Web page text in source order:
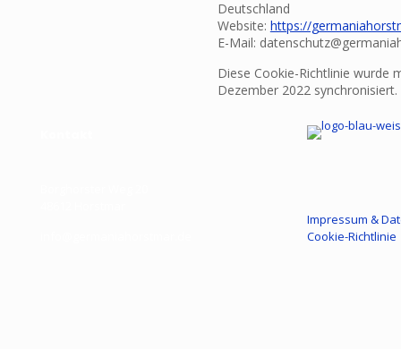
Deutschland
Website: https://
E-Mail: datenschutz@
Diese Cookie-Richtlinie wurde
Dezember 2022 synchronisiert.
Impressum &
Cookie-Richtlinie